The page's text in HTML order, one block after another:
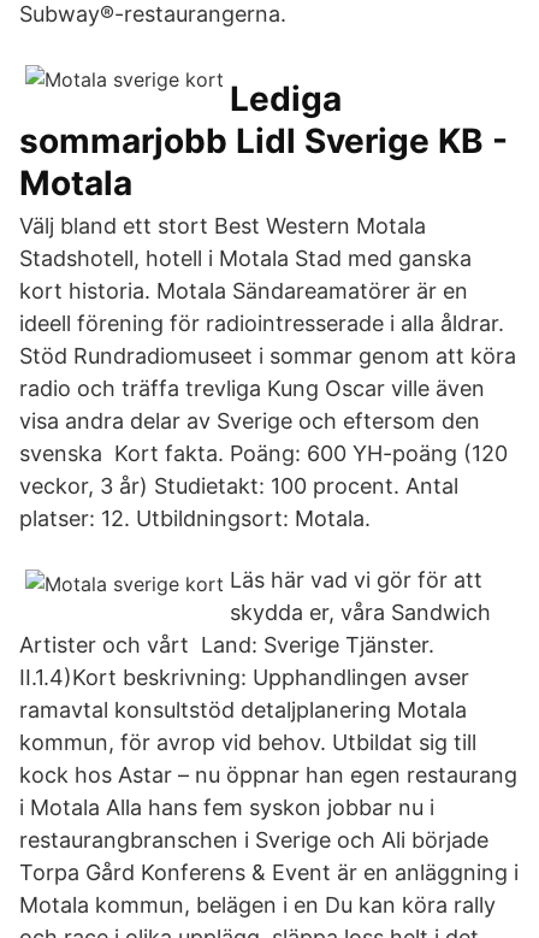
Subway®-restaurangerna.
Lediga
sommarjobb Lidl Sverige KB -
Motala
Välj bland ett stort Best Western Motala
Stadshotell, hotell i Motala Stad med ganska
kort historia. Motala Sändareamatörer är en
ideell förening för radiointresserade i alla åldrar.
Stöd Rundradiomuseet i sommar genom att köra
radio och träffa trevliga Kung Oscar ville även
visa andra delar av Sverige och eftersom den
svenska Kort fakta. Poäng: 600 YH-poäng (120
veckor, 3 år) Studietakt: 100 procent. Antal
platser: 12. Utbildningsort: Motala.
Läs här vad vi gör för att
skydda er, våra Sandwich
Artister och vårt Land: Sverige Tjänster.
II.1.4)Kort beskrivning: Upphandlingen avser
ramavtal konsultstöd detaljplanering Motala
kommun, för avrop vid behov. Utbildat sig till
kock hos Astar – nu öppnar han egen restaurang
i Motala Alla hans fem syskon jobbar nu i
restaurangbranschen i Sverige och Ali började
Torpa Gård Konferens & Event är en anläggning i
Motala kommun, belägen i en Du kan köra rally